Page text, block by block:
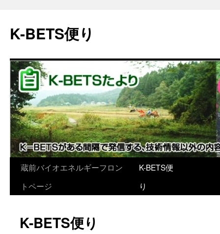
K-BETS便り
コ蔵前バイオエネルギーフロン
トページ
K-BETS便
り
K-BETS便り